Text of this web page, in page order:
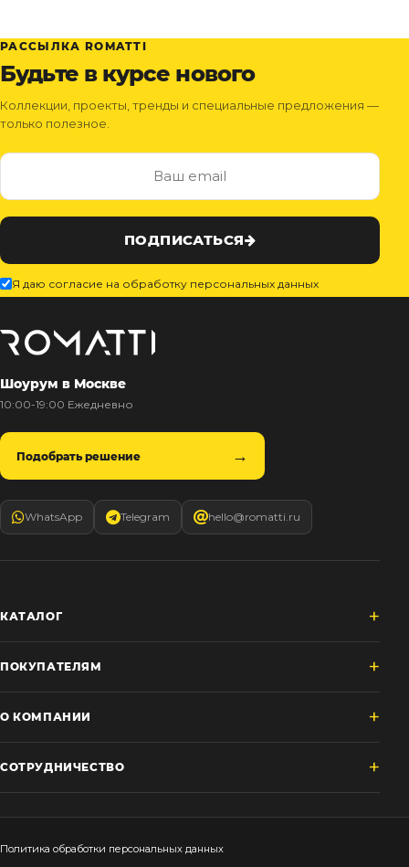
РАССЫЛКА ROMATTI
Будьте в курсе нового
Коллекции, проекты, тренды и специальные предложения —
только полезное.
ПОДПИСАТЬСЯ
Я даю согласие на обработку персональных данных
Шоурум в Москве
10:00-19:00 Ежедневно
Подобрать решение
WhatsApp Telegram hello@romatti.ru
КАТАЛОГ
ПОКУПАТЕЛЯМ
О КОМПАНИИ
СОТРУДНИЧЕСТВО
Политика обработки персональных данных